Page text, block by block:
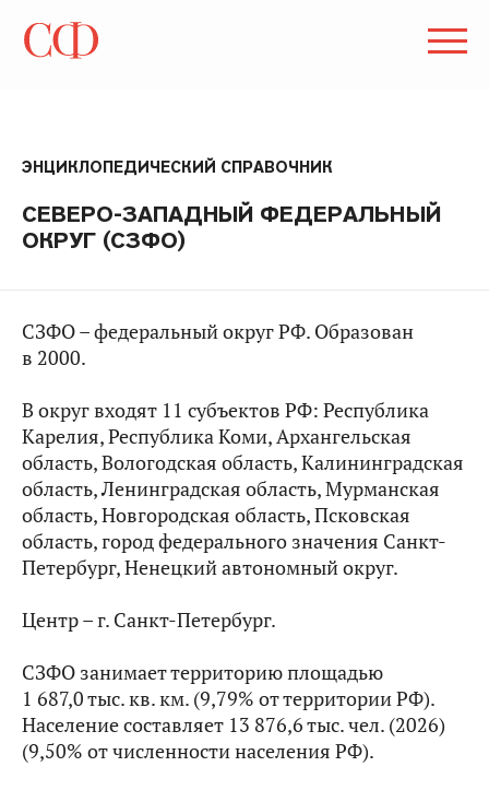
ЭНЦИКЛОПЕДИЧЕСКИЙ СПРАВОЧНИК
СЕВЕРО-ЗАПАДНЫЙ ФЕДЕРАЛЬНЫЙ
ОКРУГ (СЗФО)
СЗФО – федеральный округ РФ. Образован
в 2000.
В округ входят 11 субъектов РФ: Республика
Карелия, Республика Коми, Архангельская
область, Вологодская область, Калининградская
область, Ленинградская область, Мурманская
область, Новгородская область, Псковская
область, город федерального значения Санкт-
Петербург, Ненецкий автономный округ.
Центр – г. Санкт-Петербург.
СЗФО занимает территорию площадью
1 687,0 тыс. кв. км. (9,79% от территории РФ).
Население составляет 13 876,6 тыс. чел. (2026)
(9,50% от численности населения РФ).